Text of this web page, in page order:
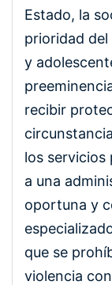
Estado, la
prioridad
y
recibir
los servicios
a una
oportuna y
que se
violencia